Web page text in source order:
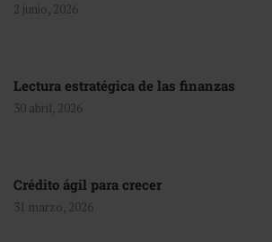
2 junio, 2026
Lectura estratégica de las finanzas
30 abril, 2026
Crédito ágil para crecer
31 marzo, 2026